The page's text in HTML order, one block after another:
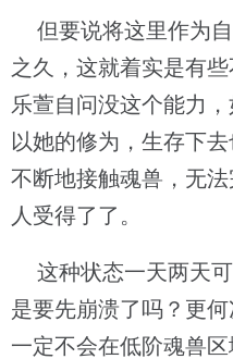
但要说将这里作为
之久，这就着实是有
乐萱自问没这个能力
以她的修为，生存下
不断地接触魂兽，无
人受得了了。
这种状态一天两天
是要先崩溃了吗？更
一定不会在低阶魂兽